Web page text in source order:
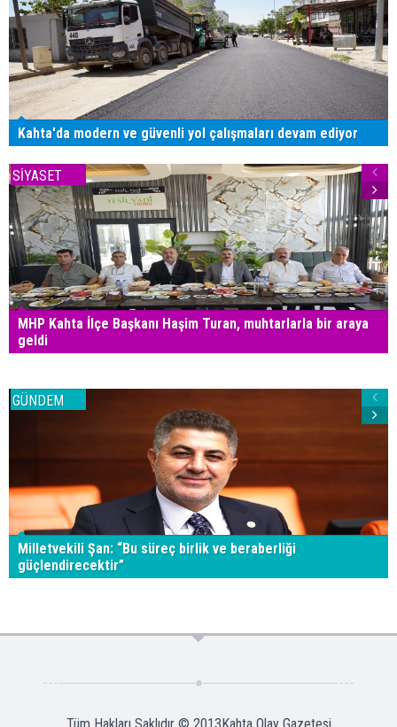
Kahta'da modern ve güvenli yol çalışmaları devam ediyor
SİYASET
MHP Kahta İlçe Başkanı Haşim Turan, muhtarlarla bir araya
geldi
GÜNDEM
Milletvekili Şan: “Bu süreç birlik ve beraberliği
güçlendirecektir”